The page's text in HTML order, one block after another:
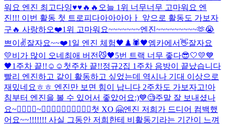
워요 엔진 최고다잉♥️♥️🔥🔥 오늘 1위 너무너무 고마워요 엔
진!!! 이번 활동 첫 트로피다아아아아ㅏ 앞으로 활동도 가보자
구🔥 사랑하오❤️1위 고마워요~~~~~~~엔진~~~~~~~~~🫶😭
쁘이✌️잘자요~~❤️1일 엔진 체험🖤♟️🕷🖤엠카에서👋잘자요
💛비가 많이 오네 최애 버전😼🖤5번 트랙 너무 좋다😎🤍💛💙
🖤1주차 끝!!☺️☺️ 첫주차 끝!!정규2집 1주차 음방이 끝났습니다
빨리 엔진하고 같이 활동하고 싶었는데 역시나 기대 이상으로
재밌네요ㅎㅎ 엔진만 보면 힘이 납니다 2주차도 가보자고!아
침부터 엔진을 볼 수 있어서 좋았어요:)💙🧐주말 잘 보내셨나
요~🙅‍♂️🙆‍♂️~🙆‍♂️🙆‍♂️🙆‍♂️🙆‍♂️🙆‍♂️첫 XO 🤗엔진 저희가 드디어 컴백했
어요~~!!!!!!! 사실 그동안 저희한테 비활동기라는 기간이 느껴